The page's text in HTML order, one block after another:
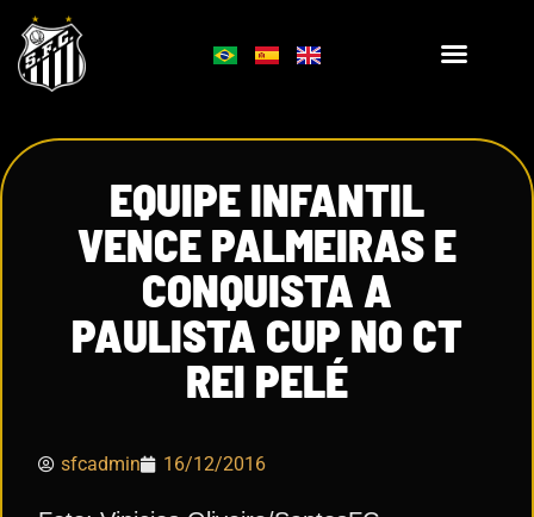
EQUIPE INFANTIL
VENCE PALMEIRAS E
CONQUISTA A
PAULISTA CUP NO CT
REI PELÉ
sfcadmin 16/12/2016